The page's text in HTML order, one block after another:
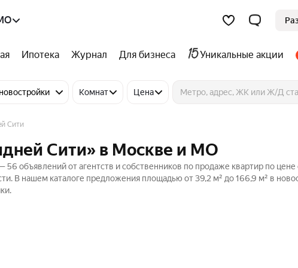
Ипотека Журнал Для бизнеса Уникальные акции
Комнат Цена
Сити
Сити» в Москве и МО
объявлений от агентств и собственников по продаже квартир по цене
В нашем каталоге предложения площадью от 39,2 м² до 166,9 м² в